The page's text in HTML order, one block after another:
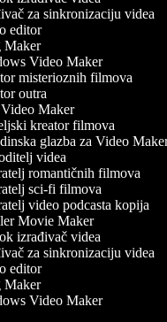
za sinkronizaciju videa
editor
Video Maker
misterioznih filmova
outra
Maker
kreator filmova
glazba za Video Maker
videa
romantičnih filmova
sci-fi filmova
video podcasta kopija
Movie Maker
izrađivač videa
za sinkronizaciju videa
editor
Video Maker